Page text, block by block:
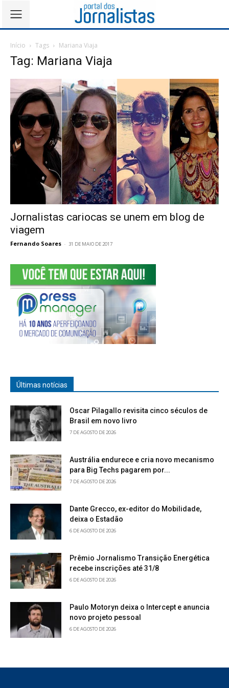
Início Tags Mariana Viaja
Tag: Mariana Viaja
Jornalistas cariocas se unem em blog de
viagem
Fernando Soares - 31 DE MAIO DE 2017
Últimas notícias
Oscar Pilagallo revisita cinco séculos de
Brasil em novo livro
7 DE AGOSTO DE 2026
Austrália endurece e cria novo mecanismo
para Big Techs pagarem por...
7 DE AGOSTO DE 2026
Dante Grecco, ex-editor do Mobilidade,
deixa o Estadão
6 DE AGOSTO DE 2026
Prêmio Jornalismo Transição Energética
recebe inscrições até 31/8
6 DE AGOSTO DE 2026
Paulo Motoryn deixa o Intercept e anuncia
novo projeto pessoal
6 DE AGOSTO DE 2026